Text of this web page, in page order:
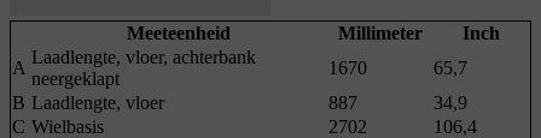
Meeteenheid Millimeter
Inch
A
Laadlengte, vloer, achterbank
neergeklapt
1670
65,7
B Laadlengte, vloer 887
34,9
C Wielbasis 2702
106,4